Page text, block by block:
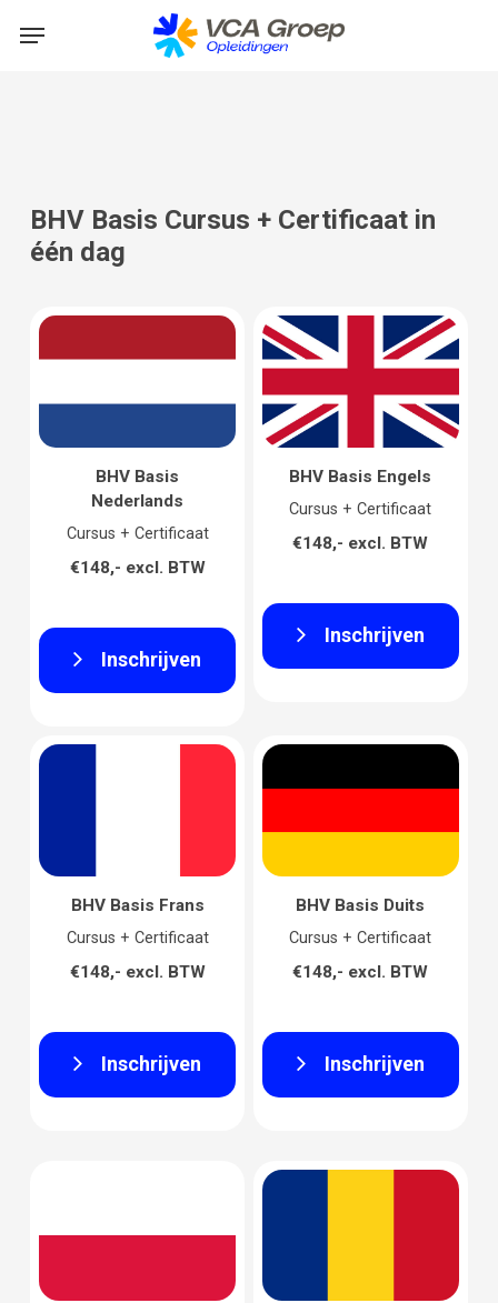
Menu
BHV Basis Cursus + Certificaat in
één dag
BHV Basis
Nederlands
Cursus + Certificaat
€148,- excl. BTW
Inschrijven
BHV Basis Engels
Cursus + Certificaat
€148,- excl. BTW
Inschrijven
BHV Basis Frans
Cursus + Certificaat
€148,- excl. BTW
Inschrijven
BHV Basis Duits
Cursus + Certificaat
€148,- excl. BTW
Inschrijven